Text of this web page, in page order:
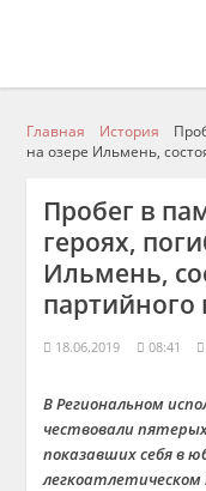
Главная История
на озере Ильмень,
Пробег в
героях,
Ильмень,
партийного
18.06.2019 08:41
В Региональном
чествовали
показавших себя в
легкоатлетическом